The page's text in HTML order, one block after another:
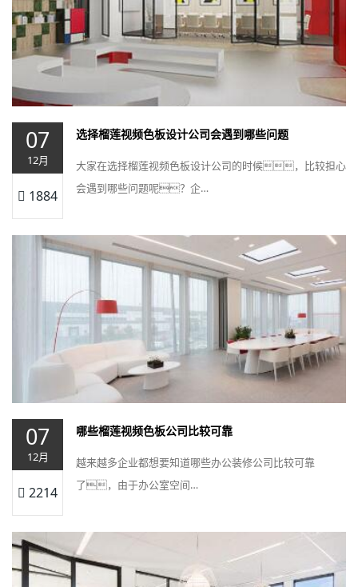
07
12月
1884
选择榴莲视频色板设计公司会遇到哪些问题
大家在选择榴莲视频色板设计公司的时候，比较担心
会遇到哪些问题呢？企…
07
12月
2214
哪些榴莲视频色板公司比较可靠
越来越多企业都想要知道哪些办公装修公司比较可靠
了，由于办公室空间…